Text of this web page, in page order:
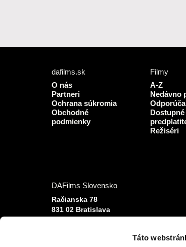
Táto
dafilms.sk
O nás
Partneri
Ochrana súkromia
Obchodné
podmienky
Filmy
A-Z
Nedávno
Režiséri
DAFilms Slovensko
Račianska 78
831 02 Bratislava